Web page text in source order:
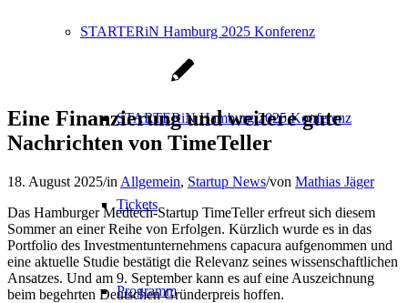
STARTERiN Hamburg 2025 Konferenz
STARTERiN Hamburg 2025 Konferenz
Tickets
Programm
Eine Finanzierung und weitere gute
Nachrichten von TimeTeller
18. August 2025/in Allgemein, Startup News/von Mathias Jäger
Das Hamburger Medtech-Startup TimeTeller erfreut sich diesem
Sommer an einer Reihe von Erfolgen. Kürzlich wurde es in das
Portfolio des Investmentunternehmens capacura aufgenommen und
eine aktuelle Studie bestätigt die Relevanz seines wissenschaftlichen
Ansatzes. Und am 9. September kann es auf eine Auszeichnung
beim begehrten Deutschen Gründerpreis hoffen.